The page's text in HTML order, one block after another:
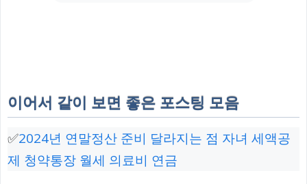
이어서 같이 보면 좋은 포스팅 모음
✅2024년 연말정산 준비 달라지는 점 자녀 세액공
제 청약통장 월세 의료비 연금